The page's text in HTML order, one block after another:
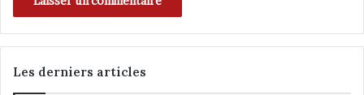
s
d
e
BLes derniers articles